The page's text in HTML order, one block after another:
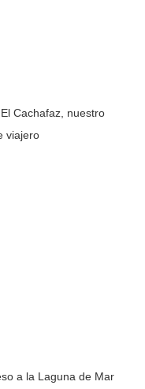
Cachafaz, nuestro
viajero
a la Laguna de Mar